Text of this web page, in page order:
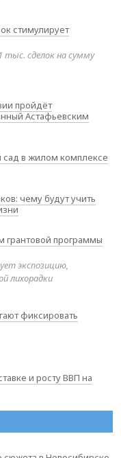
стимулирует
тыс. сделок на сумму
пройдёт
Астафьевским
сад в жилом комплексе
чему будут учить
грантовой программы
экспозицию,
лихорадки
фиксировать
и росту ВВП на